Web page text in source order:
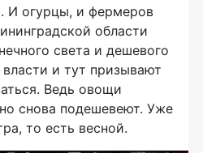
И огурцы, и фермеров
области
света и дешевого
и тут призывают
Ведь овощи
снова подешевеют. Уже
то есть весной.